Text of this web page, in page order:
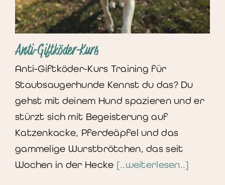
Anti-Giftköder-Kurs
Anti-Giftköder-Kurs Training für
Staubsaugerhunde Kennst du das? Du
gehst mit deinem Hund spazieren und er
stürzt sich mit Begeisterung auf
Katzenkacke, Pferdeäpfel und das
gammelige Wurstbrötchen, das seit
Wochen in der Hecke [..weiterlesen..]